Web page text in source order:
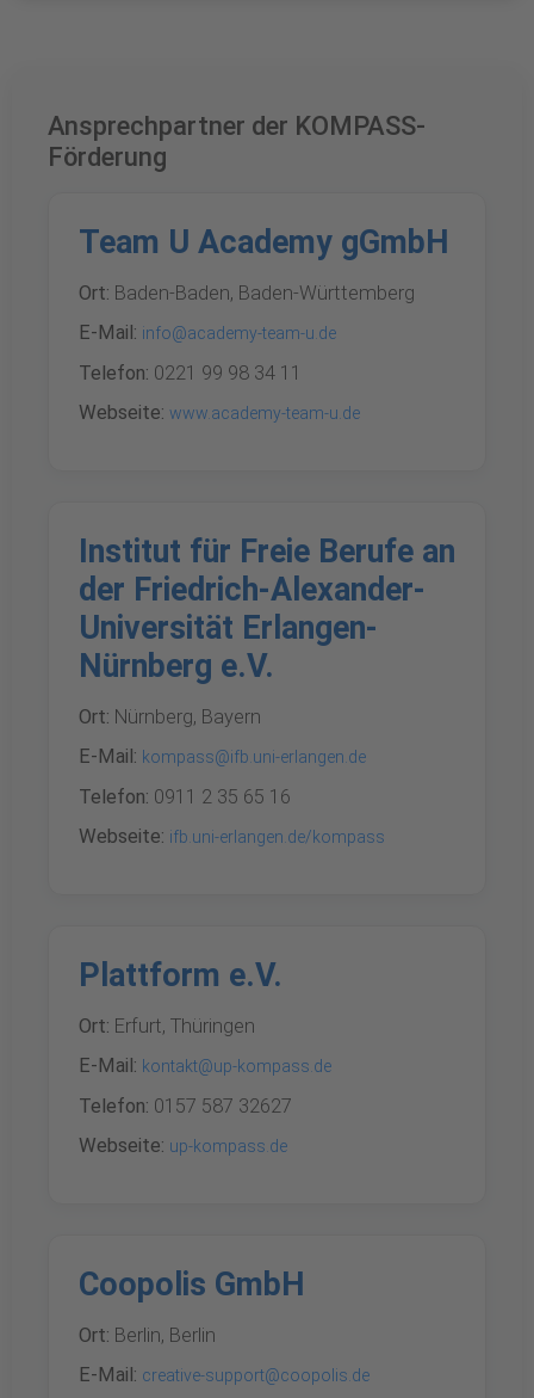
Ansprechpartner der KOMPASS-
Förderung
Team U Academy gGmbH
Ort: Baden-Baden, Baden-Württemberg
E-Mail: info@academy-team-u.de
Telefon: 0221 99 98 34 11
Webseite: www.academy-team-u.de
Institut für Freie Berufe an
der Friedrich-Alexander-
Universität Erlangen-
Nürnberg e.V.
Ort: Nürnberg, Bayern
E-Mail: kompass@ifb.uni-erlangen.de
Telefon: 0911 2 35 65 16
Webseite: ifb.uni-erlangen.de/kompass
Plattform e.V.
Ort: Erfurt, Thüringen
E-Mail: kontakt@up-kompass.de
Telefon: 0157 587 32627
Webseite: up-kompass.de
Coopolis GmbH
Ort: Berlin, Berlin
E-Mail: creative-support@coopolis.de